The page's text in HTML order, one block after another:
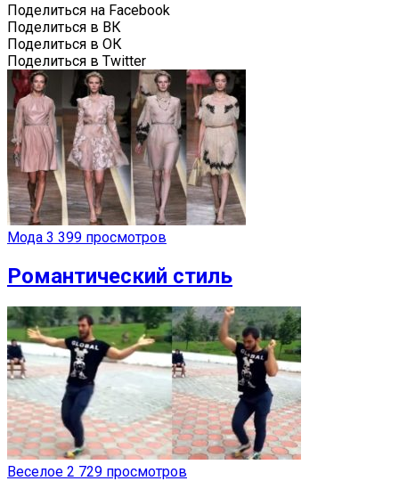
Поделиться на Facebook
Поделиться в ВК
Поделиться в ОК
Поделиться в Twitter
Мода 3 399 просмотров
Романтический стиль
Веселое 2 729 просмотров